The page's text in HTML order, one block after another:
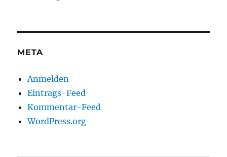
META
Anmelden
Eintrags-Feed
Kommentar-Feed
WordPress.org